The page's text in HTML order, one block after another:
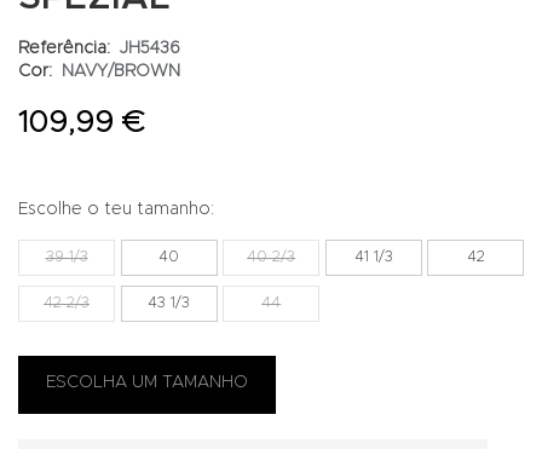
Referência: JH5436
Cor:
NAVY/BROWN
109,99 €
Escolhe o teu tamanho:
39 1/3 40 40 2/3 41 1/3 42
42 2/3 43 1/3 44